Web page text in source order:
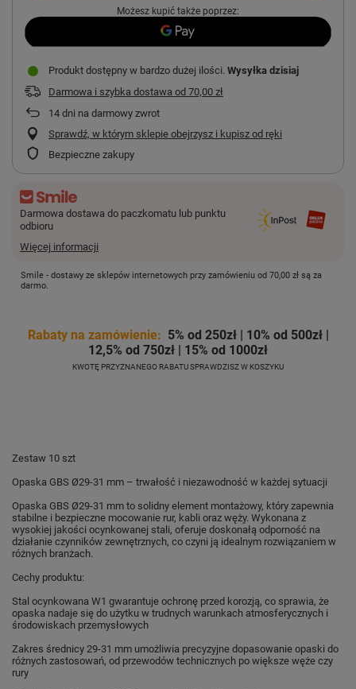
Możesz kupić także poprzez:
Produkt dostępny w bardzo dużej ilości Wysyłka dzisiaj
Darmowa i szybka dostawa od 70,00 zł
14 dni na darmowy zwrot
Sprawdź, w którym sklepie obejrzysz i kupisz od ręki
Bezpieczne zakupy
Darmowa dostawa do paczkomatu lub punktu
odbioru
Więcej informacji
Smile - dostawy ze sklepów internetowych przy zamówieniu od 70,00 zł są za
darmo.
Rabaty na zamówienie: 5% od 250zł | 10% od 500zł |
12,5% od 750zł | 15% od 1000zł
KWOTĘ PRZYZNANEGO RABATU SPRAWDZISZ W KOSZYKU
Zestaw 10 szt
Opaska GBS Ø29-31 mm – trwałość i niezawodność w każdej sytuacji
Opaska GBS Ø29-31 mm to solidny element montażowy, który zapewnia
stabilne i bezpieczne mocowanie rur, kabli oraz węży. Wykonana z
wysokiej jakości ocynkowanej stali, oferuje doskonałą odporność na
działanie czynników zewnętrznych, co czyni ją idealnym rozwiązaniem w
różnych branżach.
Cechy produktu:
Stal ocynkowana W1 gwarantuje ochronę przed korozją, co sprawia, że
opaska nadaje się do użytku w trudnych warunkach atmosferycznych i
środowiskach przemysłowych
Zakres średnicy 29-31 mm umożliwia precyzyjne dopasowanie opaski do
różnych zastosowań, od przewodów technicznych po większe węże czy
rury